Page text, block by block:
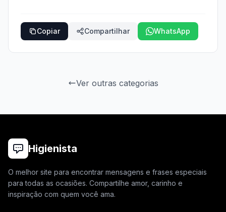
Copiar Compartilhar WhatsApp
Ver outras categorias
Higienista
O melhor site para encontrar mensagens e frases especiais
para todas as ocasiões. Compartilhe amor, carinho e
inspiração com quem você ama.